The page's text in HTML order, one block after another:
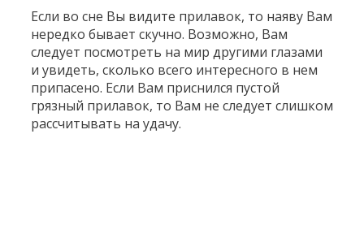
Если во сне Вы видите прилавок, то наяву Вам
нередко бывает скучно. Возможно, Вам
следует посмотреть на мир другими глазами
и увидеть, сколько всего интересного в нем
припасено. Если Вам приснился пустой
грязный прилавок, то Вам не следует слишком
рассчитывать на удачу.